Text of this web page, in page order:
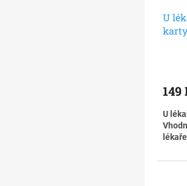
U
149
U